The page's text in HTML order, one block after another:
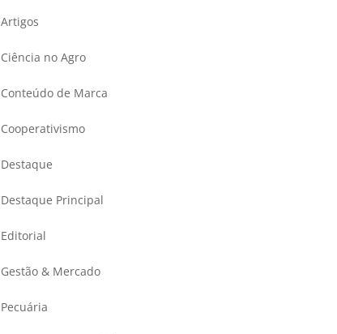
Artigos
Ciência no Agro
Conteúdo de Marca
Cooperativismo
Destaque
Destaque Principal
Editorial
Gestão & Mercado
Pecuária